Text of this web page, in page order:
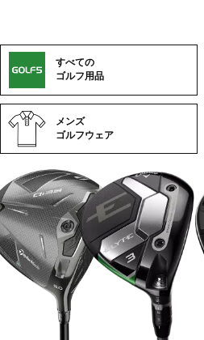
すべての
ゴルフ用品
メンズ
ゴルフウェア
フ
カ
テ
ゴ
リ
ー
一